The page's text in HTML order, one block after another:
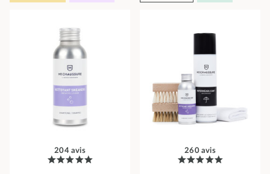
204 avis 260 avis